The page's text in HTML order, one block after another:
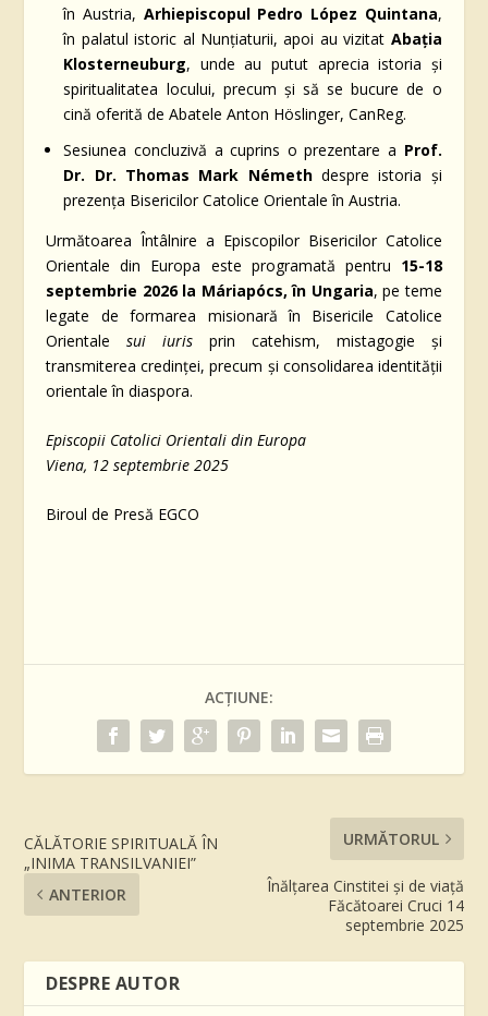
în Austria, Arhiepiscopul Pedro López Quintana,
în palatul istoric al Nunțiaturii, apoi au vizitat Abația
Klosterneuburg, unde au putut aprecia istoria și
spiritualitatea locului, precum și să se bucure de o
cină oferită de Abatele Anton Höslinger, CanReg.
Sesiunea concluzivă a cuprins o prezentare a Prof.
Dr. Dr. Thomas Mark Némethdespre istoria și
prezența Bisericilor Catolice Orientale în Austria.
Următoarea Întâlnire a Episcopilor Bisericilor Catolice
Orientale din Europa este programată pentru 15-18
septembrie 2026 la Máriapócs, în Ungaria, pe teme
legate de formarea misionară în Bisericile Catolice
Orientalesui iuris prin catehism, mistagogie și
transmiterea credinței, precum și consolidarea identității
orientale în diaspora.
Episcopii Catolici Orientali din Europa
Viena, 12 septembrie 2025
Biroul de Presă EGCO
ACȚIUNE:
CĂLĂTORIE SPIRITUALĂ ÎN
„INIMA TRANSILVANIEI”
ANTERIOR
URMĂTORUL
Înălțarea Cinstitei și de viață
Făcătoarei Cruci 14
septembrie 2025
DESPRE AUTOR